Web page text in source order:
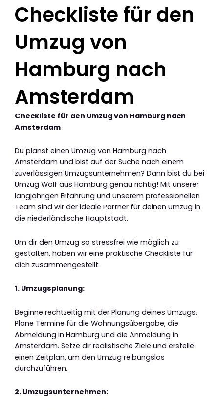
Checkliste für den
Umzug von
Hamburg nach
Amsterdam
Checkliste für den Umzug von Hamburg nach
Amsterdam
Du planst einen Umzug von Hamburg nach
Amsterdam und bist auf der Suche nach einem
zuverlässigen Umzugsunternehmen? Dann bist du bei
Umzug Wolf aus Hamburg genau richtig! Mit unserer
langjährigen Erfahrung und unserem professionellen
Team sind wir der ideale Partner für deinen Umzug in
die niederländische Hauptstadt.
Um dir den Umzug so stressfrei wie möglich zu
gestalten, haben wir eine praktische Checkliste für
dich zusammengestellt:
1. Umzugsplanung:
Beginne rechtzeitig mit der Planung deines Umzugs.
Plane Termine für die Wohnungsübergabe, die
Abmeldung in Hamburg und die Anmeldung in
Amsterdam. Setze dir realistische Ziele und erstelle
einen Zeitplan, um den Umzug reibungslos
durchzuführen.
2. Umzugsunternehmen: